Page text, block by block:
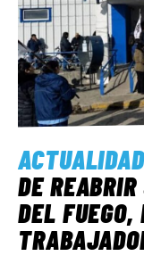
ACTUALIDAD
DE
DEL